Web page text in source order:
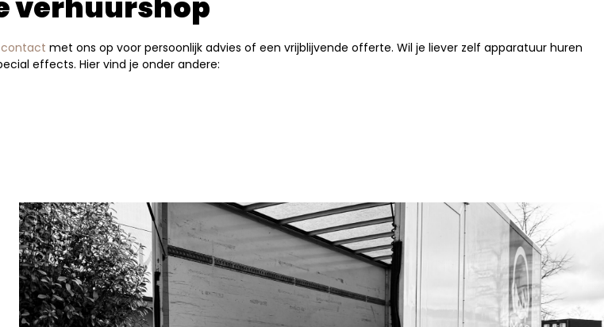
contact met ons op voor persoonlijk advies of een vrijblijvende offerte. Wil je liever zelf apparatuur huren
effects. Hier vind je onder andere: